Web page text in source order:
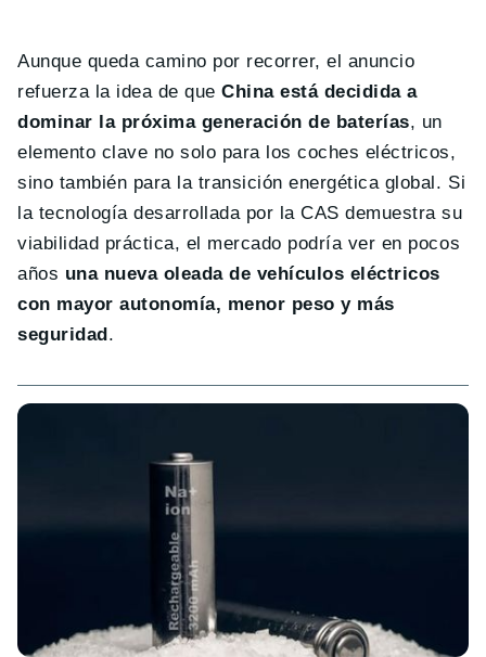
Aunque queda camino por recorrer, el anuncio
refuerza la idea de queChina está decidida a
dominar la próxima generación de baterías, un
elemento clave no solo para los coches eléctricos,
sino también para la transición energética global. Si
la tecnología desarrollada por la CAS demuestra su
viabilidad práctica, el mercado podría ver en pocos
años una nueva oleada de vehículos eléctricos
con mayor autonomía, menor peso y más
seguridad .